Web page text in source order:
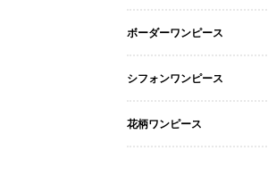
ボーダーワンピース
シフォンワンピース
花柄ワンピース